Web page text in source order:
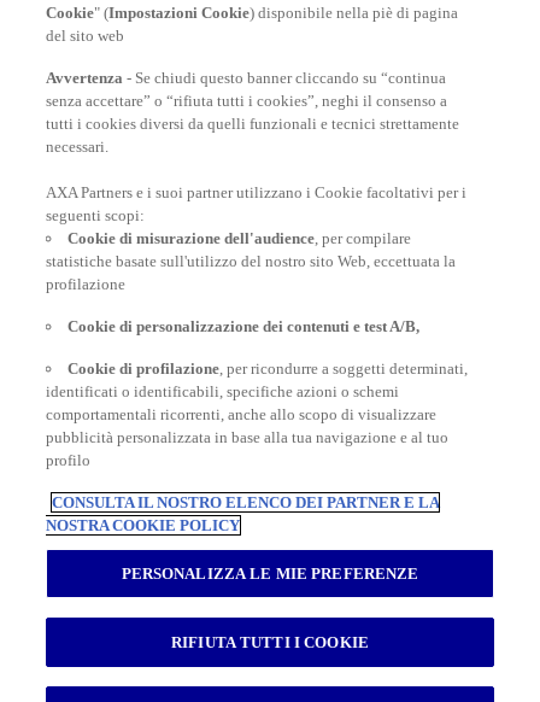
POLIZZE VIAGGIO
INFORMAZIONI UTILI
Inter Partner Assistance S.A. Compagnia di Assicurazioni e Riassicurazioni
Tel.06/42118.1 Sede legale Bruxelles – 7, Boulevard du Régent – Capitale
sociale € 180.702.613,00 interamente versato – Gruppo AXA Partners N.
Iscrizione all’Albo Imprese di Assicurazioni e Riassicurazioni I.00014 -
Autorizzazione Ministeriale n. 19662 del 19.10.1993 Registro delle Imprese di
Roma RM – Numero REA 792129 - Part. I.V.A. 04673941003 - Cod. Fisc.
03420940151
Cookie" (Impostazioni Cookie) disponibile nella piè di pagina
del sito web
Avvertenza - Se chiudi questo banner cliccando su “continua
senza accettare” o “rifiuta tutti i cookies”, neghi il consenso a
tutti i cookies diversi da quelli funzionali e tecnici strettamente
necessari.
AXA Partners e i suoi partner utilizzano i Cookie facoltativi per i
seguenti scopi:
Cookie di misurazione dell'audience, per compilare
statistiche basate sull'utilizzo del nostro sito Web, eccettuata la
profilazione
Cookie di personalizzazione dei contenuti e test A/B,
Cookie di profilazione, per ricondurre a soggetti determinati,
identificati o identificabili, specifiche azioni o schemi
comportamentali ricorrenti, anche allo scopo di visualizzare
pubblicità personalizzata in base alla tua navigazione e al tuo
profilo
CONSULTA IL NOSTRO ELENCO DEI PARTNER E LA
NOSTRA COOKIE POLICY
PERSONALIZZA LE MIE PREFERENZE
RIFIUTA TUTTI I COOKIE